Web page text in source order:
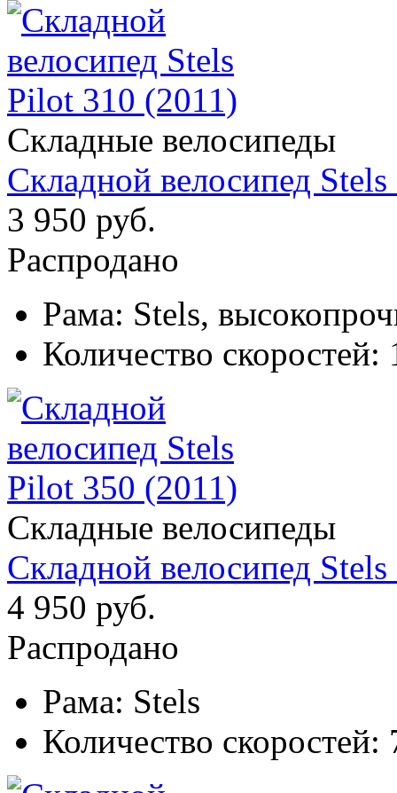
Складные велосипеды
Складной велосипед
3 950 руб.
Распродано
Рама: Stels,
Количество скоростей:
Складные велосипеды
Складной велосипед
4 950 руб.
Распродано
Рама: Stels
Количество скоростей: